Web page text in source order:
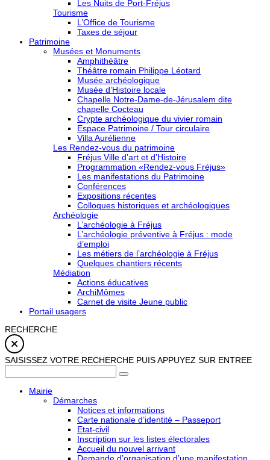
Les Nuits de Port-Fréjus
Tourisme
L’Office de Tourisme
Taxes de séjour
Patrimoine
Musées et Monuments
Amphithéâtre
Théâtre romain Philippe Léotard
Musée archéologique
Musée d’Histoire locale
Chapelle Notre-Dame-de-Jérusalem dite
chapelle Cocteau
Crypte archéologique du vivier romain
Espace Patrimoine / Tour circulaire
Villa Aurélienne
Les Rendez-vous du patrimoine
Fréjus Ville d’art et d’Histoire
Programmation «Rendez-vous Fréjus»
Les manifestations du Patrimoine
Conférences
Expositions récentes
Colloques historiques et archéologiques
Archéologie
L’archéologie à Fréjus
L’archéologie préventive à Fréjus : mode
d’emploi
Les métiers de l’archéologie à Fréjus
Quelques chantiers récents
Médiation
Actions éducatives
ArchiMômes
Carnet de visite Jeune public
Portail usagers
RECHERCHE
SAISISSEZ VOTRE RECHERCHE PUIS APPUYEZ SUR ENTREE
Mairie
Démarches
Notices et informations
Carte nationale d’identité – Passeport
Etat-civil
Inscription sur les listes électorales
Accueil du nouvel arrivant